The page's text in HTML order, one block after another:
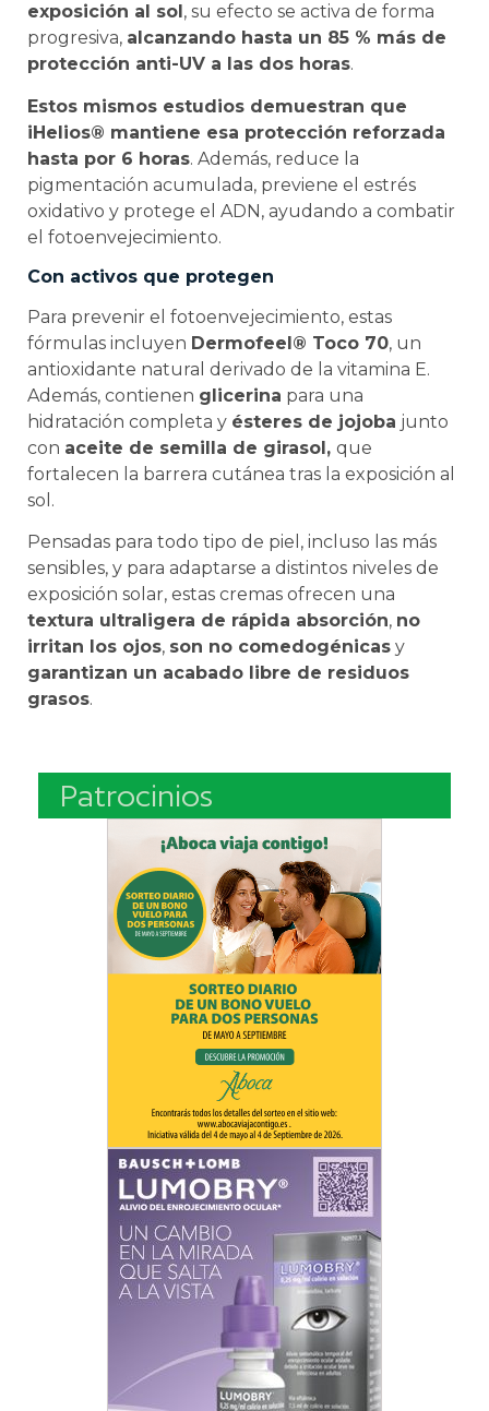
exposición al sol, su efecto se activa de forma
progresiva, alcanzando hasta un 85 % más de
protección anti-UV a las dos horas.
Estos mismos estudios demuestran que
iHelios® mantiene esa protección reforzada
hasta por 6 horas. Además, reduce la
pigmentación acumulada, previene el estrés
oxidativo y protege el ADN, ayudando a combatir
el fotoenvejecimiento.
Con activos que protegen
Para prevenir el fotoenvejecimiento, estas
fórmulas incluyen Dermofeel® Toco 70, un
antioxidante natural derivado de la vitamina E.
Además, contienen glicerina para una
hidratación completa y ésteres de jojoba junto
con aceite de semilla de girasol, que
fortalecen la barrera cutánea tras la exposición al
sol.
Pensadas para todo tipo de piel, incluso las más
sensibles, y para adaptarse a distintos niveles de
exposición solar, estas cremas ofrecen una
textura ultraligera de rápida absorción, no
irritan los ojos, son no comedogénicas y
garantizan un acabado libre de residuos
grasos.
Patrocinios